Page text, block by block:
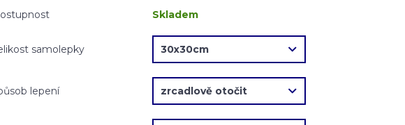
Skladem
samolepky
lepení